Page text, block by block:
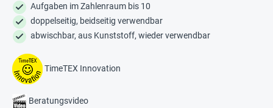
Aufgaben im Zahlenraum bis 10
doppelseitig, beidseitig verwendbar
abwischbar, aus Kunststoff, wieder verwendbar
TimeTEX Innovation
Beratungsvideo